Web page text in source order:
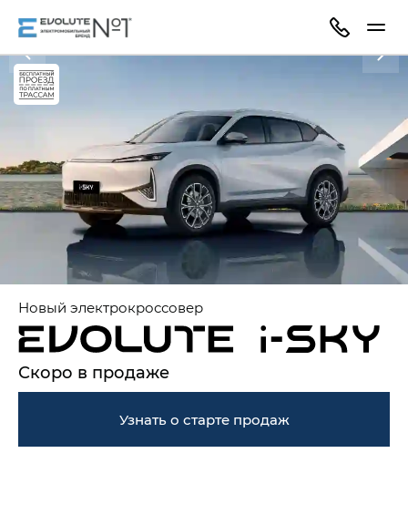
Новый электрокроссовер
Скоро в продаже
Узнать о старте продаж